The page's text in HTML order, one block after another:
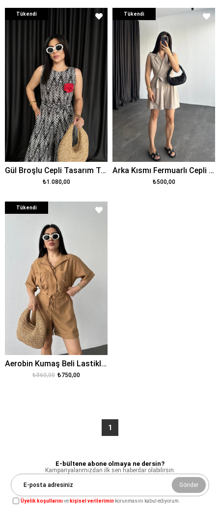
Tükendi
Gül Broşlu Cepli Tasarım Tulum
₺1.080,00
Tükendi
Arka Kısmı Fermuarlı Cepli Tulum
₺500,00
Tükendi
Aerobin Kumaş Beli Lastikli Şehir Boy Rahat Kalıp Tulum
₺750,00
₺860,00
1
E-bültene abone olmaya ne dersin?
Kampanyalarımızdan ilk sen haberdar olabilirsin.
Gönder
Üyelik koşullarınıve kişisel verilerimin korunmasını kabul ediyorum.